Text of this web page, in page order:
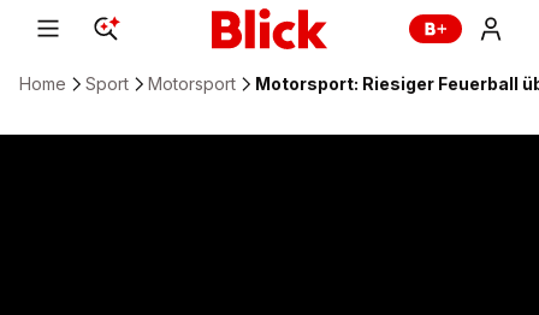
Home Sport Motorsport Motorsport: Riesiger Feuerball